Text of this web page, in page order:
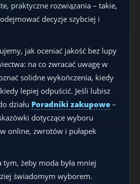
praktyczne rozwiązania – takie,
decyzje szybciej i
jak oceniać jakość bez lupy
na co zwracać uwagę w
solidne wykończenia, kiedy
lepiej odpuścić. Jeśli lubisz
działu Poradniki zakupowe –
dotyczące wyboru
online, zwrotów i pułapek
tym, żeby moda była mniej
świadomym wyborem.